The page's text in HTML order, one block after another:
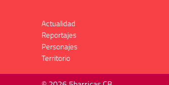
Actualidad
Reportajes
Personajes
Territorio